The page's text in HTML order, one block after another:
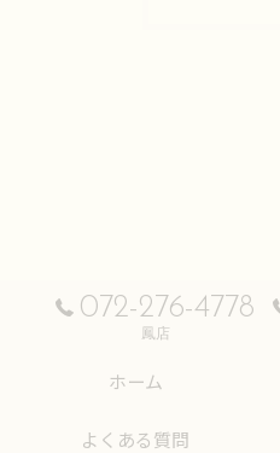
072-276-4778
鳳店
ホーム
よくある質問